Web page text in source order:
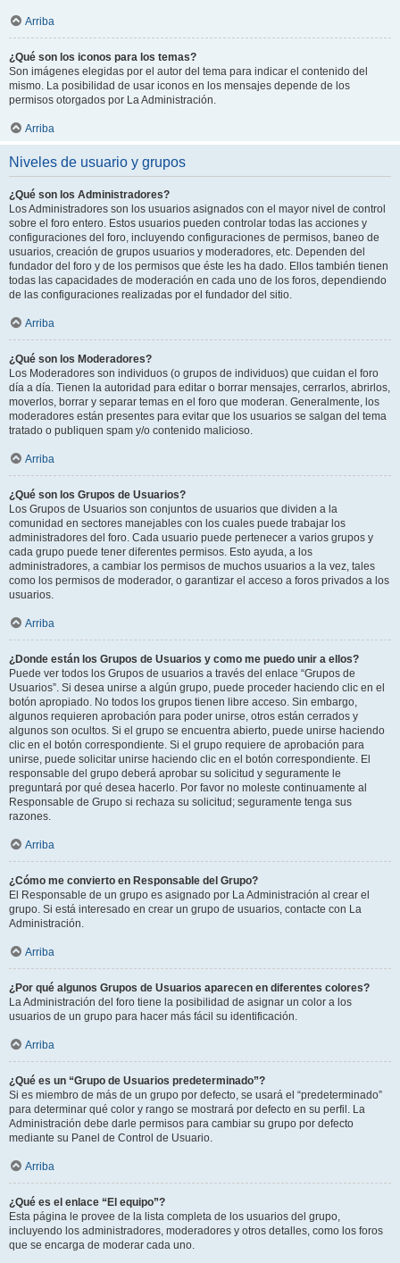
Arriba
¿Qué son los iconos para los temas?
Son imágenes elegidas por el autor del tema para indicar el contenido del
mismo. La posibilidad de usar iconos en los mensajes depende de los
permisos otorgados por La Administración.
Arriba
Niveles de usuario y grupos
¿Qué son los Administradores?
Los Administradores son los usuarios asignados con el mayor nivel de control
sobre el foro entero. Estos usuarios pueden controlar todas las acciones y
configuraciones del foro, incluyendo configuraciones de permisos, baneo de
usuarios, creación de grupos usuarios y moderadores, etc. Dependen del
fundador del foro y de los permisos que éste les ha dado. Ellos también tienen
todas las capacidades de moderación en cada uno de los foros, dependiendo
de las configuraciones realizadas por el fundador del sitio.
Arriba
¿Qué son los Moderadores?
Los Moderadores son individuos (o grupos de individuos) que cuidan el foro
día a día. Tienen la autoridad para editar o borrar mensajes, cerrarlos, abrirlos,
moverlos, borrar y separar temas en el foro que moderan. Generalmente, los
moderadores están presentes para evitar que los usuarios se salgan del tema
tratado o publiquen spam y/o contenido malicioso.
Arriba
¿Qué son los Grupos de Usuarios?
Los Grupos de Usuarios son conjuntos de usuarios que dividen a la
comunidad en sectores manejables con los cuales puede trabajar los
administradores del foro. Cada usuario puede pertenecer a varios grupos y
cada grupo puede tener diferentes permisos. Esto ayuda, a los
administradores, a cambiar los permisos de muchos usuarios a la vez, tales
como los permisos de moderador, o garantizar el acceso a foros privados a los
usuarios.
Arriba
¿Donde están los Grupos de Usuarios y como me puedo unir a ellos?
Puede ver todos los Grupos de usuarios a través del enlace “Grupos de
Usuarios”. Si desea unirse a algún grupo, puede proceder haciendo clic en el
botón apropiado. No todos los grupos tienen libre acceso. Sin embargo,
algunos requieren aprobación para poder unirse, otros están cerrados y
algunos son ocultos. Si el grupo se encuentra abierto, puede unirse haciendo
clic en el botón correspondiente. Si el grupo requiere de aprobación para
unirse, puede solicitar unirse haciendo clic en el botón correspondiente. El
responsable del grupo deberá aprobar su solicitud y seguramente le
preguntará por qué desea hacerlo. Por favor no moleste continuamente al
Responsable de Grupo si rechaza su solicitud; seguramente tenga sus
razones.
Arriba
¿Cómo me convierto en Responsable del Grupo?
El Responsable de un grupo es asignado por La Administración al crear el
grupo. Si está interesado en crear un grupo de usuarios, contacte con La
Administración.
Arriba
¿Por qué algunos Grupos de Usuarios aparecen en diferentes colores?
La Administración del foro tiene la posibilidad de asignar un color a los
usuarios de un grupo para hacer más fácil su identificación.
Arriba
¿Qué es un “Grupo de Usuarios predeterminado”?
Si es miembro de más de un grupo por defecto, se usará el “predeterminado”
para determinar qué color y rango se mostrará por defecto en su perfil. La
Administración debe darle permisos para cambiar su grupo por defecto
mediante su Panel de Control de Usuario.
Arriba
¿Qué es el enlace “El equipo”?
Esta página le provee de la lista completa de los usuarios del grupo,
incluyendo los administradores, moderadores y otros detalles, como los foros
que se encarga de moderar cada uno.